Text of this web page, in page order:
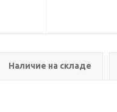
Наличие на складе